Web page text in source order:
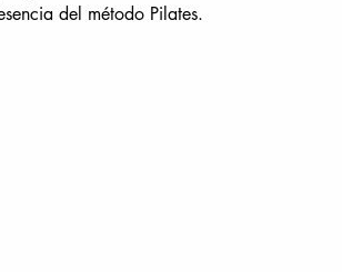
del método Pilates.